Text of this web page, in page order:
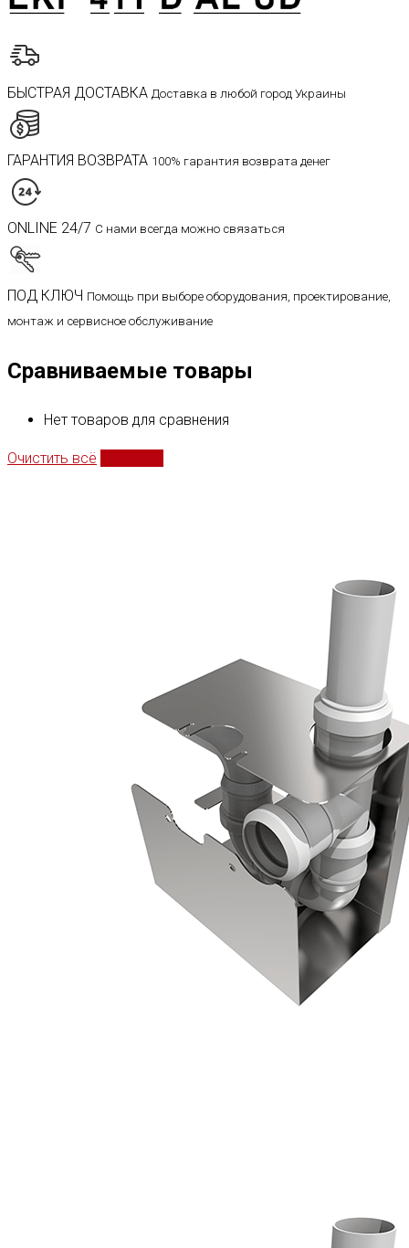
БЫСТРАЯ ДОСТАВКА Доставка в любой город Украины
ГАРАНТИЯ ВОЗВРАТА 100% гарантия возврата денег
ONLINE 24/7 С нами всегда можно связаться
ПОД КЛЮЧ Помощь при выборе оборудования, проектирование,
монтаж и сервисное обслуживание
Сравниваемые товары
Нет товаров для сравнения
Очистить всё